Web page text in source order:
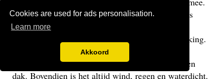
Cookies are used for ads personalisation.
Learn more
Akkoord
Een EPDM of PVC dak gaat veel langer mee en is
daarom een stuk duurzamer. Een PVC dak heeft
dezelfde eigenschappen als een EPDM dakbedekking.
Het gaat weliswaar iets minder lang mee dan een
EPDM dak, maar uiteraard langer dan een bitumen
dak. Bovendien is het altijd wind, regen en waterdicht.